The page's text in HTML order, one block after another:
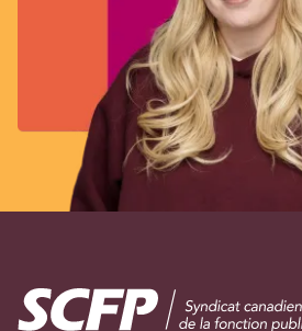
Image